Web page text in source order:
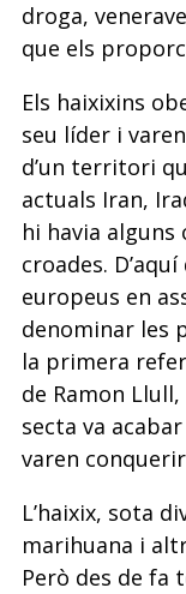
droga,
que els
Els haixixins
seu líder i
d’un territori
actuals Iran,
hi havia alguns
croades.
europeus en
denominar les
la primera
de Ramon
secta va
varen
L’haixix, sota
marihuana i
Però des de fa